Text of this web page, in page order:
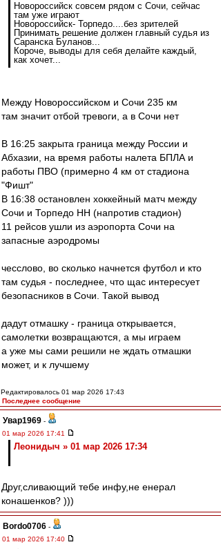
Новороссийск совсем рядом с Сочи, сейчас
там уже играют
Новороссийск- Торпедо....без зрителей
Принимать решение должен главный судья из
Саранска Буланов...
Короче, выводы для себя делайте каждый,
как хочет...
Между Новороссийском и Сочи 235 км
там значит отбой тревоги, а в Сочи нет
В 16:25 закрыта граница между России и
Абхазии, на время работы налета БПЛА и
работы ПВО (примерно 4 км от стадиона
"Фишт"
В 16:38 остановлен хоккейный матч между
Сочи и Торпедо НН (напротив стадион)
11 рейсов ушли из аэропорта Сочи на
запасные аэродромы
чесслово, во сколько начнется футбол и кто
там судья - последнее, что щас интересует
безопасников в Сочи. Такой вывод
дадут отмашку - граница открывается,
самолетки возвращаются, а мы играем
а уже мы сами решили не ждать отмашки
может, и к лучшему
Редактировалось 01 мар 2026 17:43
Последнее сообщение
Увар1969 -
01 мар 2026 17:41
Леонидыч » 01 мар 2026 17:34
Друг,сливающий тебе инфу,не енерал
конашенков? )))
Bordo0706 -
01 мар 2026 17:40